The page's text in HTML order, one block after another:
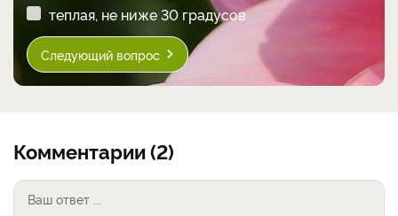
теплая, не ниже 30 градусов
Следующий вопрос
Комментарии (2)